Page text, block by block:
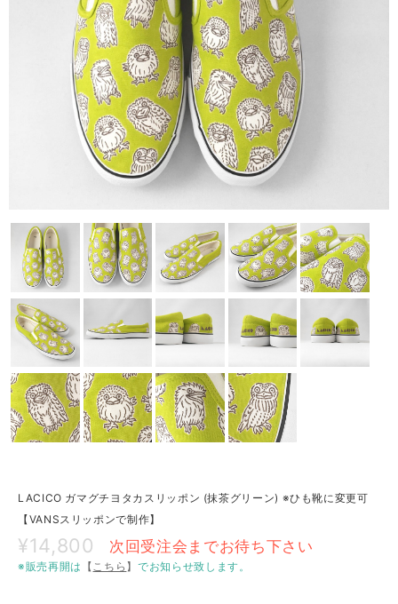
LACICO ガマグチヨタカスリッポン (抹茶グリーン) ※ひも靴に変更可
【VANSスリッポンで制作】
¥14,800 次回受注会までお待ち下さい
※販売再開は 【こちら 】でお知らせ致します。